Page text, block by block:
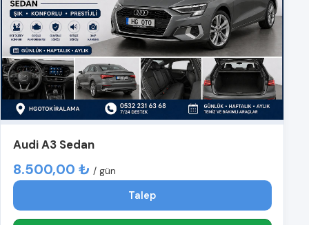
Audi A3 Sedan
8.500,00 ₺ / gün
Talep